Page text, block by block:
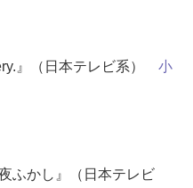
』（日本テレビ系） 小
ふかし』（日本テレビ